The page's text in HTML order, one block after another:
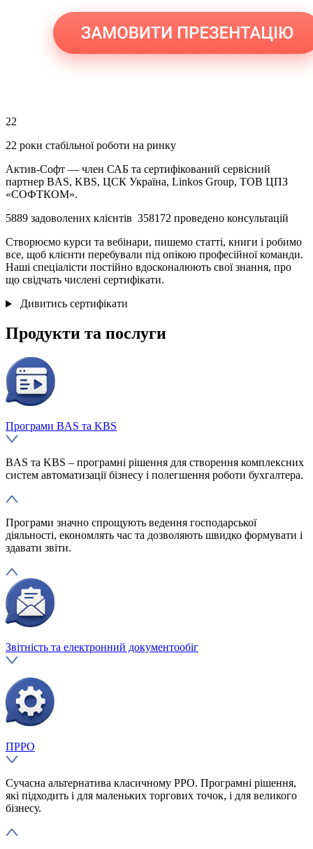
22
22 роки стабільної роботи на ринку
Актив-Софт — член САБ та сертифікований сервісний
партнер BAS, KBS, ЦСК Україна, Linkos Group, ТОВ ЦПЗ
«СОФТКОМ».
5889 задоволених клієнтів 358172 проведено консультацій
Створюємо курси та вебінари, пишемо статті, книги і робимо
все, щоб клієнти перебували під опікою професійної команди.
Наші спеціалісти постійно вдосконалюють свої знання, про
що свідчать числені сертифікати.
Дивитись сертифікати
Продукти та послуги
Програми BAS та KBS
BAS та KBS – програмні рішення для створення комплексних
систем автоматизації бізнесу і полегшення роботи бухгалтера.
Програми значно спрощують ведення господарської
діяльності, економлять час та дозволяють швидко формувати і
здавати звіти.
Звітність та електронний документообіг
ПРРО
Сучасна альтернатива класичному РРО. Програмні рішення,
які підходить і для маленьких торгових точок, і для великого
бізнесу.